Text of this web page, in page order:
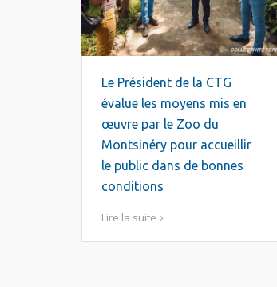
Le Président de la CTG
évalue les moyens mis en
œuvre par le Zoo du
Montsinéry pour accueillir
le public dans de bonnes
conditions
Lire la suite